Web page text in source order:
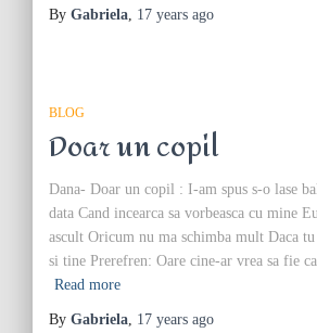
By Gabriela, 17 years ago
BLOG
Doar un copil
Dana- Doar un copil : I-am spus s-o lase
data Cand incearca sa vorbeasca cu mine
ascult Oricum nu ma schimba mult Daca
si tine Prerefren: Oare cine-ar vrea sa fie
Read more
By Gabriela, 17 years ago